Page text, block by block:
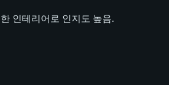
인테리어로 인지도 높음.